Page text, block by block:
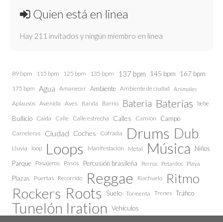
Quien está en linea
Hay 211 invitados y ningún miembro en línea
89 bpm 115 bpm 125 bpm 135 bpm 137 bpm 145 bpm 167 bpm
175 bpm Agua Amanecer Ambiente Ambiente de ciudad Animales
Aplausos Avenida Aves Banda Barrio Bateria Baterías bebe
Bullicio Caida Calle Calle estrecha Calles Camión Campo
Carreteras Ciudad Coches Cofradía Drums Dub
Lluvia loop Loops Manifestación Metal Música
Niños
Parque Pasajeros Pasos Percusión brasileña Perros Petardos Playa
Plazas Puertas Recorrido Reggae Riachuelo Ritmo
Rockers Roots Suelo Tormenta Trenes Tráfico
Tunelón Iration Vehículos